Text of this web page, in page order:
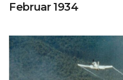
Februar 1934